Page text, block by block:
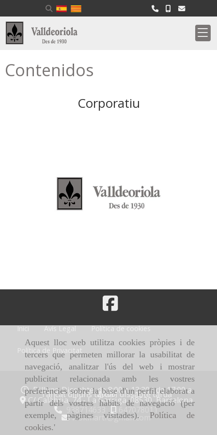
Aquest lloc web utilitza cookies pròpies i de
tercers que permeten millorar la usabilitat de
navegació, analitzar l'ús del web i mostrar
publicitat relacionada amb les vostres
preferències sobre la base d'un perfil elaborat a
partir dels vostres hàbits de navegació (per
exemple, pàgines visitades). Política de
cookies.'
Contenidos
Corporatiu
Inici Avís Legal Política de cookies
Política de Privacitat
Dilluns-Dissabte: de 8:00 a 13:30 i de 17:00 a
20:00
Tancat dilluns tarda i dissabte tarda
C/ Calàbria, 74 -La Garriga,08530,Barcelona
938714633
647078011
wokmarti gmail.com